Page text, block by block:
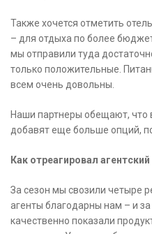
Также хочется отметить
– для отдыха по более
мы отправили туда
только положительные.
всем очень довольны.
Наши партнеры обещают, что
добавят еще больше опций,
Как отреагировал
За сезон мы свозили четыре
агенты благодарны нам – и
качественно показали